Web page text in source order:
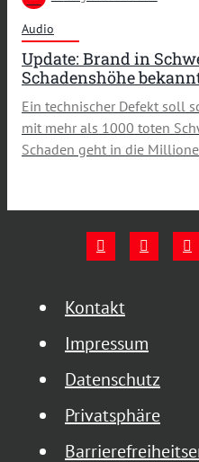
Audio
Update: Brand in
Schadenshöhe
Ein technischer Defekt soll
mit mehr als 1000 toten
Schaden geht in die
Kontakt
Impressum
Datenschutz
Privatsphäre